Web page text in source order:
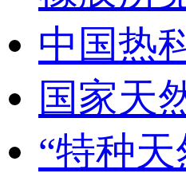
中国热
国家天
“特种